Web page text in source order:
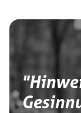
ausgesetzt. Das
dass die
einen anderen
Beine, Gesäß